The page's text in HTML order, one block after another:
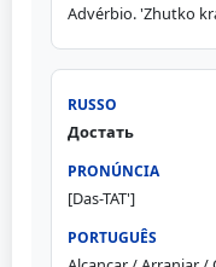
Advérbio. 'Zhutko
Достать
[Das-TAT']